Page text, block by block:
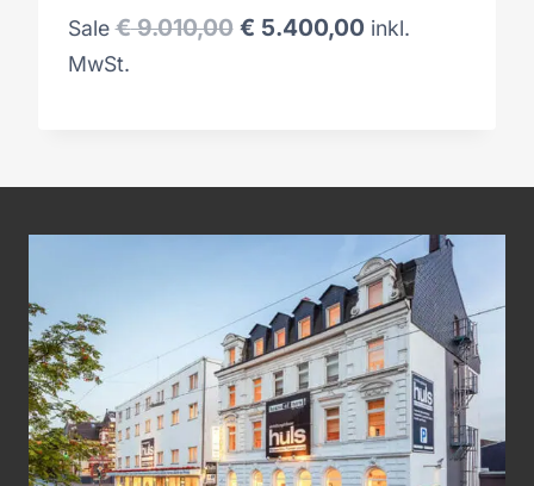
Sale €9.010,00 Ursprünglicher
€ 5.400,00Aktueller
inkl.
MwSt.